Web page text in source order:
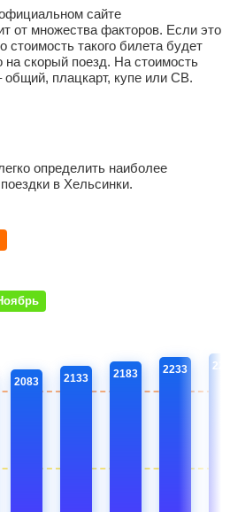
сайте
от множества факторов. Если это
такого билета будет
на скорый поезд. На стоимость
общий, плацкарт, купе или СВ.
определить наиболее
в Хельсинки.
2083 2133 2183 2233